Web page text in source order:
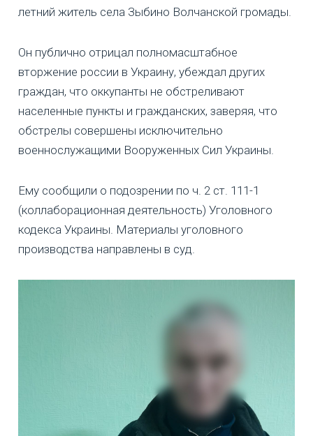
летний житель села Зыбино Волчанской громады.
Он публично отрицал полномасштабное
вторжение россии в Украину, убеждал других
граждан, что оккупанты не обстреливают
населенные пункты и гражданских, заверяя, что
обстрелы совершены исключительно
военнослужащими Вооруженных Сил Украины.
Ему сообщили о подозрении по ч. 2 ст. 111-1
(коллаборационная деятельность) Уголовного
кодекса Украины. Материалы уголовного
производства направлены в суд.